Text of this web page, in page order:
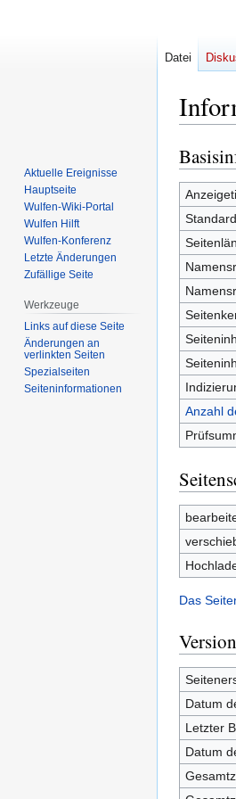
Zur
springen
Zur
Suche
springen
Anzahl
Das
Datum
Letzter
Datum
Datei
Aktuelle Ereignisse
Hauptseite
Wulfen-Wiki-Portal
Wulfen Hilft
Wulfen-Konferenz
Letzte Änderungen
Zufällige Seite
Werkzeuge
Links auf diese Seite
Änderungen an
verlinkten Seiten
Spezialseiten
Seiten­­informationen